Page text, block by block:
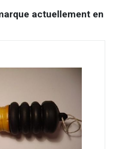
actuellement en